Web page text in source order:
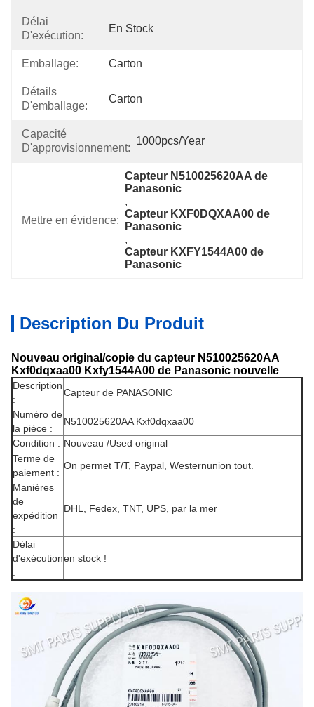
Délai
D'exécution:
En Stock
Emballage: Carton
Détails
D'emballage:
Carton
Capacité
D'approvisionnement:
1000pcs/year
Mettre en évidence:
Capteur N510025620AA de
Panasonic
,
Capteur KXF0DQXAA00 de
Panasonic
,
Capteur KXFY1544A00 de
Panasonic
Description Du Produit
Nouveau original/copie du capteur N510025620AA
Kxf0dqxaa00 Kxfy1544A00 de Panasonic nouvelle
Description
:
Capteur de PANASONIC
Numéro de
la pièce :
N510025620AA Kxf0dqxaa00
Condition : Nouveau /Used original
Terme de
paiement :
On permet T/T, Paypal, Westernunion tout.
Manières
de
expédition
:
DHL, Fedex, TNT, UPS, par la mer
Délai
d'exécution
:
en stock !